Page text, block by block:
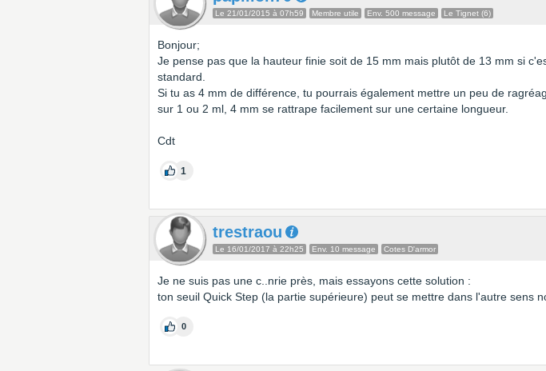
Le 21/01/2015 à 07h59 Membre utile Env. 500 message Le Tignet (6)
Bonjour;
Je pense pas que la hauteur finie soit de 15 mm mais plutôt de 13 mm si
standard.
Si tu as 4 mm de différence, tu pourrais également mettre un peu de
sur 1 ou 2 ml, 4 mm se rattrape facilement sur une certaine longueur.
Cdt
1
trestraou
Le 16/01/2017 à 22h25 Env. 10 message Cotes D'armor
Je ne suis pas une c..nrie près, mais essayons cette solution :
ton seuil Quick Step (la partie supérieure) peut se mettre dans l'autre sens
0